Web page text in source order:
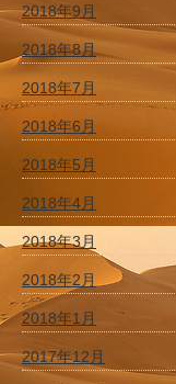
2018年9月
2018年8月
2018年7月
2018年6月
2018年5月
2018年4月
2018年3月
2018年2月
2018年1月
2017年12月